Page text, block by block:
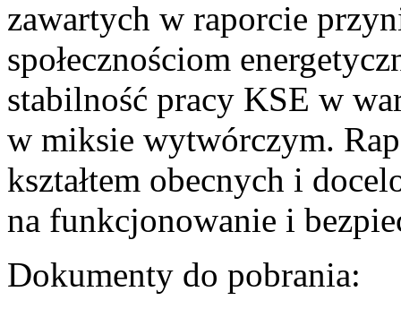
zawartych w raporcie
społecznościom
stabilność pracy KSE w
w miksie wytwórczym.
kształtem obecnych i
na funkcjonowanie i
Dokumenty do pobrania: